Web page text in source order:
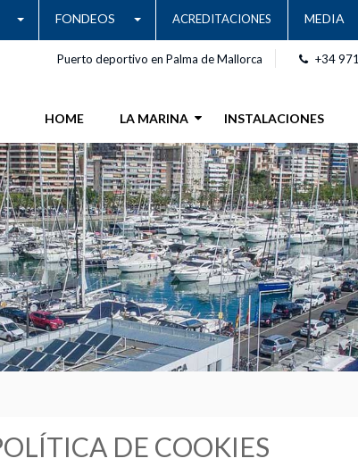
FONDEOS ACREDITACIONES MEDIA
Puerto deportivo en Palma de Mallorca +34
HOME LA MARINA INSTALACIONES
DE COOKIES